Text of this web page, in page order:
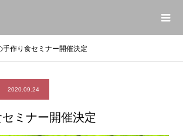
手作り食セミナー開催決定
2020.09.24
ミナー開催決定